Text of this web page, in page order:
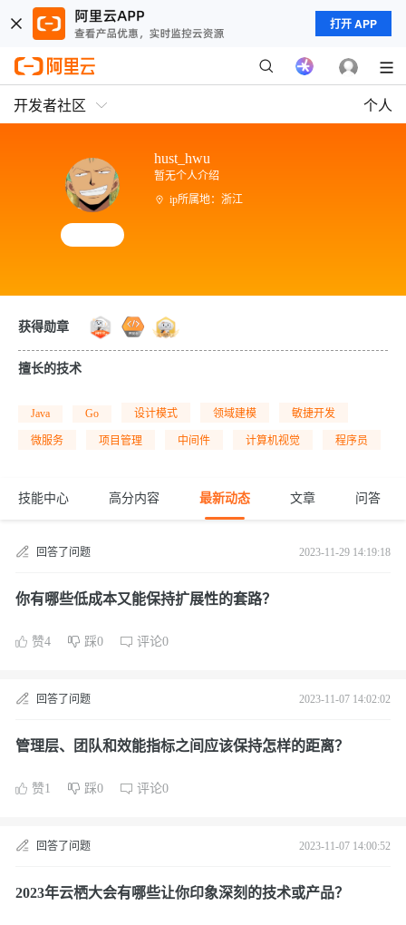
打开 APP
开发者社区 个人
hust_hwu
暂无个人介绍
ip所属地：浙江
获得勋章
擅长的技术
Java Go 设计模式 领域建模 敏捷开发
微服务 项目管理 中间件 计算机视觉 程序员
技能中心 高分内容 最新动态 文章 问答
回答了问题 2023-11-29 14:19:18
你有哪些低成本又能保持扩展性的套路？
赞4 踩0 评论0
回答了问题 2023-11-07 14:02:02
管理层、团队和效能指标之间应该保持怎样的距离？
赞1 踩0 评论0
回答了问题 2023-11-07 14:00:52
2023年云栖大会有哪些让你印象深刻的技术或产品？